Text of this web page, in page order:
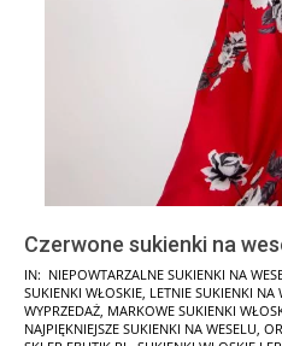
Czerwone sukienki na
2025-
10-
27
IN: NIEPOWTARZALNE SUKIENKI NA
SUKIENKI WŁOSKIE, LETNIE SUKIENKI NA
WYPRZEDAŻ, MARKOWE SUKIENKI
NAJPIĘKNIEJSZE SUKIENKI NA WESELU,